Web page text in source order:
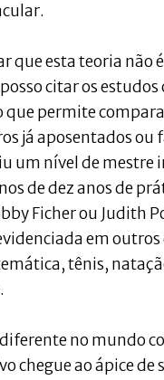
que esta teoria não
citar os estudos
que permite
já aposentados ou
um nível de mestre
de dez anos de
Ficher ou Judith
em
tênis,
no mundo
chegue ao ápice de